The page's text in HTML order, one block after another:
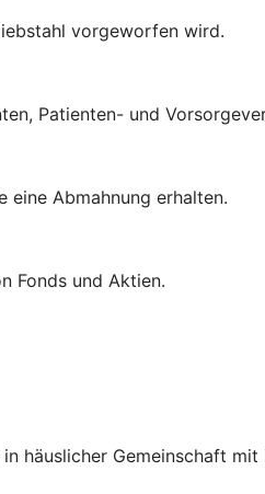
vorgeworfen wird.
Patienten- und
eine Abmahnung erhalten.
Fonds und Aktien.
häuslicher Gemeinschaft mit